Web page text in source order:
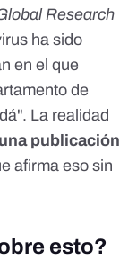
Research
ha sido
en el que
de
La realidad
publicación
afirma eso sin
esto?